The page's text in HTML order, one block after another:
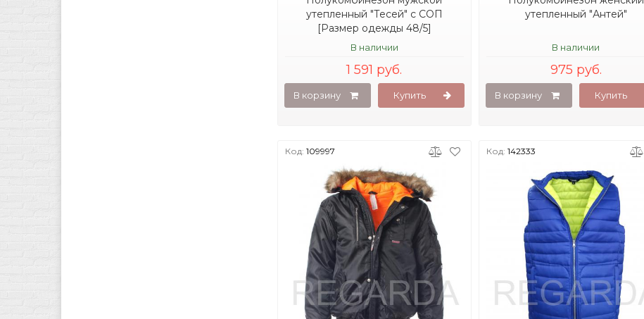
утепленный "Тесей" с СОП
[Размер одежды 48/5]
В наличии
1 591 руб.
В корзину Купить
утепленный "Антей"
В наличии
975 руб.
В корзину Купить
Код: 109997 Код: 142333